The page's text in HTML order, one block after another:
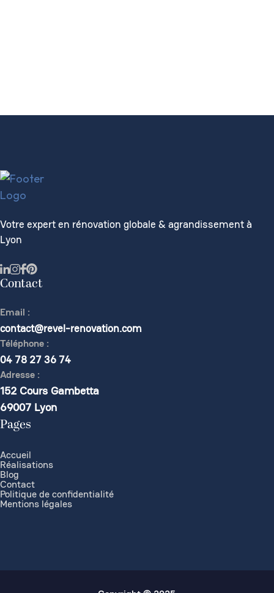
Votre expert en rénovation globale & agrandissement à
Lyon
Contact
Email :
contact@revel-renovation.com
Téléphone :
04 78 27 36 74
Adresse :
152 Cours Gambetta
69007 Lyon
Pages
Accueil
Réalisations
Blog
Contact
Politique de confidentialité
Mentions légales